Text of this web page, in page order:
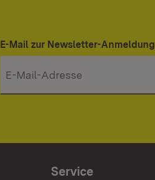
E-Mail zur Newsletter-Anmeldung
Service